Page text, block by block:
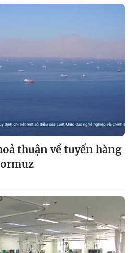
thuận về tuyến hàng